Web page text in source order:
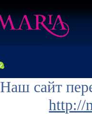
Наш сайт
http://